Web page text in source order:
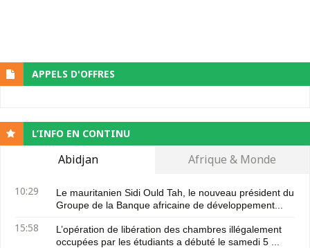
APPELS D'OFFRES
L’INFO EN CONTINU
Abidjan Afrique & Monde
10:29
Le mauritanien Sidi Ould Tah, le nouveau président du
Groupe de la Banque africaine de développement...
15:58
L’opération de libération des chambres illégalement
occupées par les étudiants a débuté le samedi 5 ...